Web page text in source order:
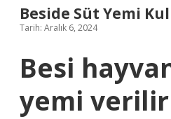
Beside Süt Yemi
Tarih: Aralık 6, 2024
Besi
yemi